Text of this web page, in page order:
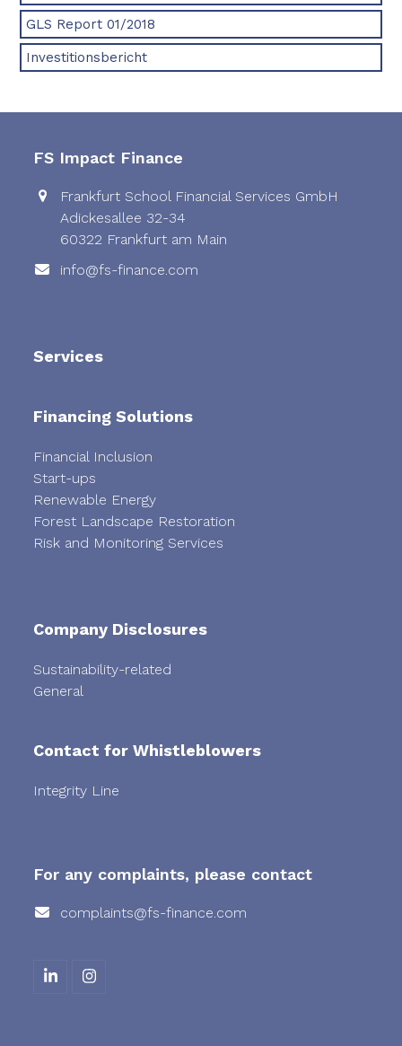
GLS Report 01/2018
Investitionsbericht
FS Impact Finance
Frankfurt School Financial Services GmbH
Adickesallee 32-34
60322 Frankfurt am Main
info@fs-finance.com
Services
Financing Solutions
Financial Inclusion
Start-ups
Renewable Energy
Forest Landscape Restoration
Risk and Monitoring Services
Company Disclosures
Sustainability-related
General
Contact for Whistleblowers
Integrity Line
For any complaints, please contact
complaints@fs-finance.com
L
I